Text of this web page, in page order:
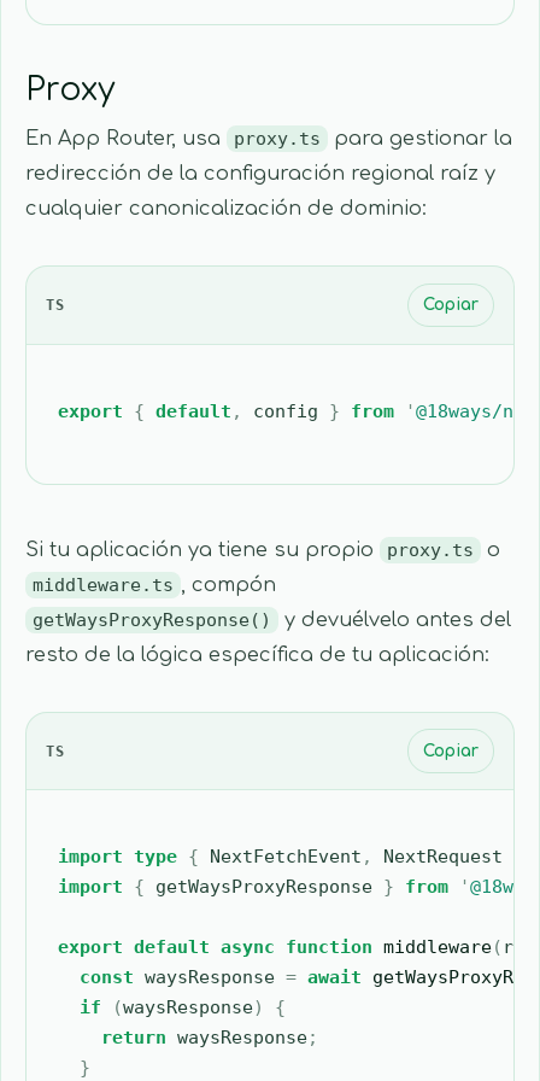
Proxy
En App Router, usa proxy.ts
para gestionar la
redirección de la configuración regional raíz y
cualquier canonicalización de dominio:
TS Copiar
export { default , config } from ' @18ways/
Si tu aplicación ya tiene su propio proxy.ts
o
middleware.ts , compón
getWaysProxyResponse()
y devuélvelo antes del
resto de la lógica específica de tu aplicación:
TS Copiar
import type { NextFetchEvent , NextRequest
import { getWaysProxyResponse } from '
export default async function middleware(
  const
waysResponse = await
  if
(waysResponse)
{
    return
waysResponse;
  }